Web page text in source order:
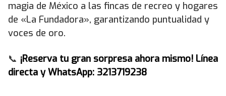
magia de México a las fincas de recreo y hogares
de «La Fundadora», garantizando puntualidad y
voces de oro.
📞 ¡Reserva tu gran sorpresa ahora mismo! Línea
directa y WhatsApp: 3213719238